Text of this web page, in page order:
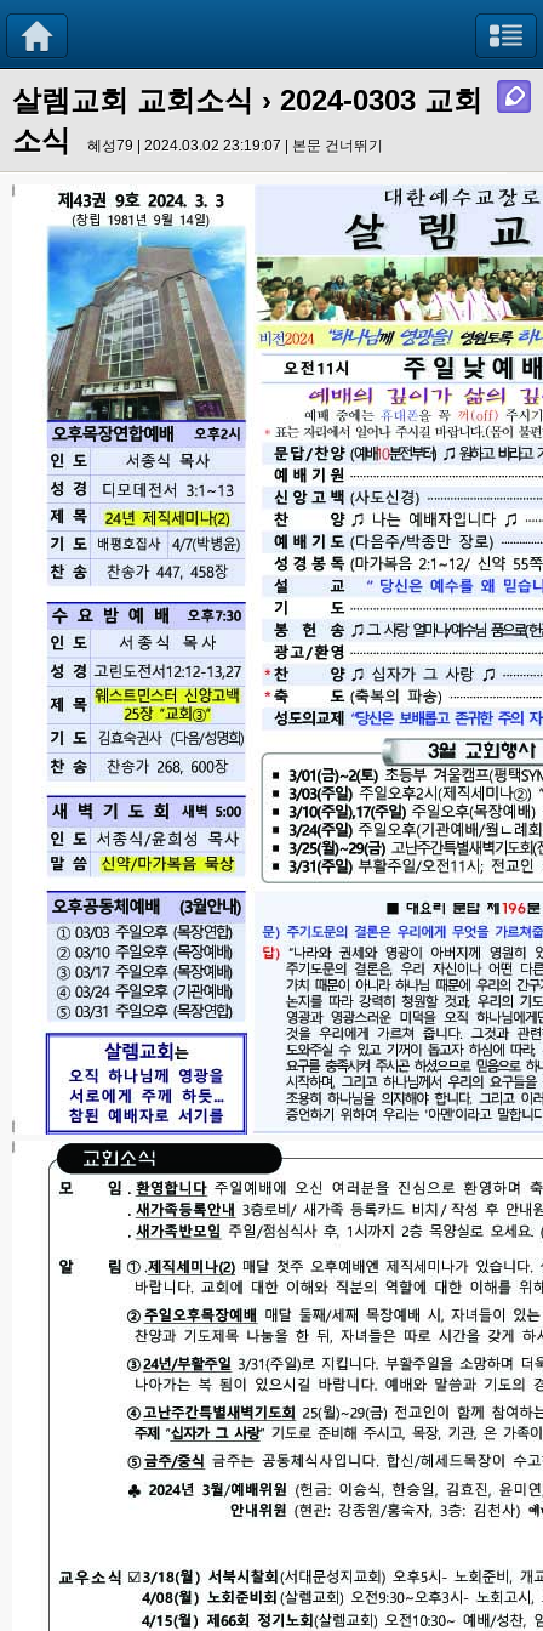
살렘교회 교회소식 › 2024-0303 교회
소식
혜성79 | 2024.03.02 23:19:07 | 본문 건너뛰기